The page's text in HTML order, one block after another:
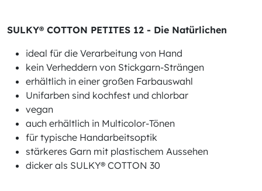
SULKY® COTTON PETITES 12 - Die Natürlichen
ideal für die Verarbeitung von Hand
kein Verheddern von Stickgarn-Strängen
erhältlich in einer großen Farbauswahl
Unifarben sind kochfest und chlorbar
vegan
auch erhältlich in Multicolor-Tönen
für typische Handarbeitsoptik
stärkeres Garn mit plastischem Aussehen
dicker als SULKY® COTTON 30